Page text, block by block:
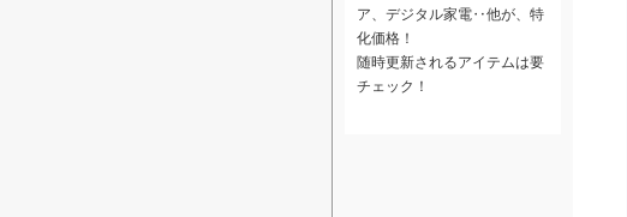
ア、デジタル家電‥他が、特
化価格！
随時更新されるアイテムは要
チェック！